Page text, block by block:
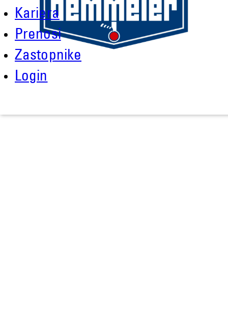
Kariera
Prenosi
Zastopnike
Login